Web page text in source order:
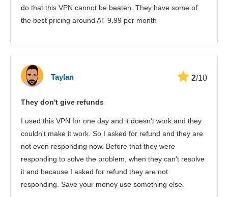
do that this VPN cannot be beaten. They have some of
the best pricing around AT 9.99 per month
Taylan 2/10
They don't give refunds
I used this VPN for one day and it doesn't work and they
couldn't make it work. So I asked for refund and they are
not even responding now. Before that they were
responding to solve the problem, when they can't resolve
it and because I asked for refund they are not
responding. Save your money use something else.